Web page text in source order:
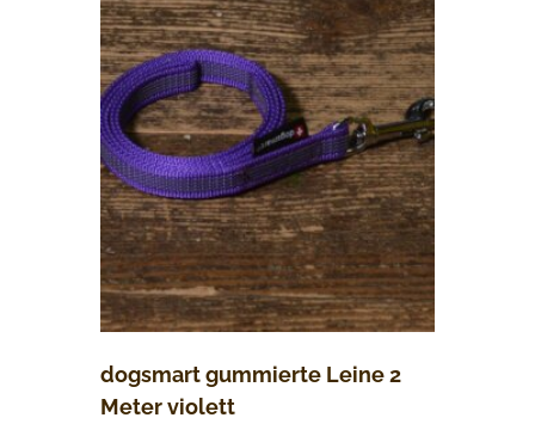
BOT!
dogsmart gummierte Leine 2
Meter violett